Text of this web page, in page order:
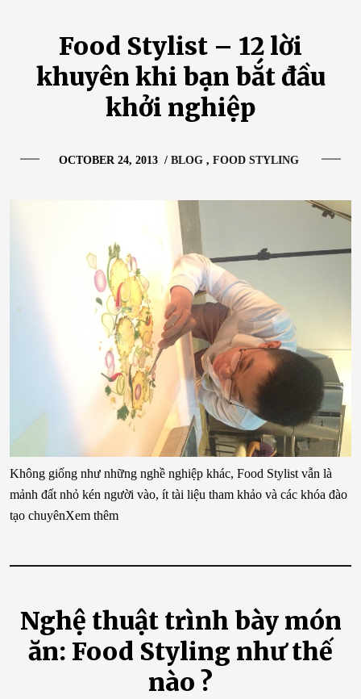
Food Stylist – 12 lời
khuyên khi bạn bắt đầu
khởi nghiệp
OCTOBER 24, 2013 / BLOG FOOD STYLING
Không giống như những nghề nghiệp khác, Food Stylist vẫn là
mảnh đất nhỏ kén người vào, ít tài liệu tham khảo và các khóa đào
tạo chuyênXem thêm
Nghệ thuật trình bày món
ăn: Food Styling như thế
nào ?